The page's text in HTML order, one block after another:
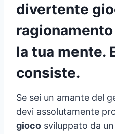
divertente
la tua mente.
consiste.
Se sei un amante del
devi assolutamente
gioco sviluppato da